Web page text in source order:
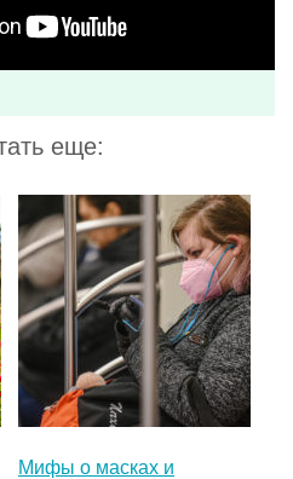
Мифы о масках и